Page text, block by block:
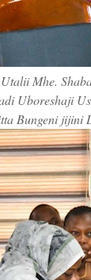
Mhe.
Uboreshaji
Bungeni jijini